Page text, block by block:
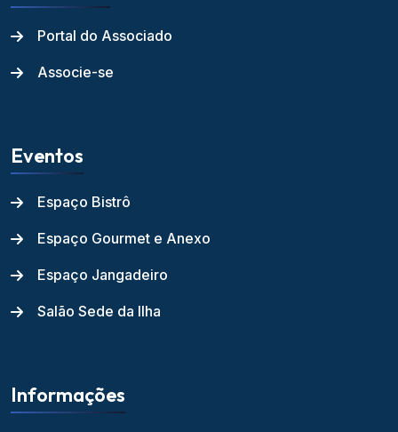
Portal do Associado
Associe-se
Eventos
Espaço Bistrô
Espaço Gourmet e Anexo
Espaço Jangadeiro
Salão Sede da Ilha
Informações